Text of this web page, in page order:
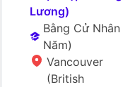
Lương)
Bằng Cử Nhân
Năm)
Vancouver
(British